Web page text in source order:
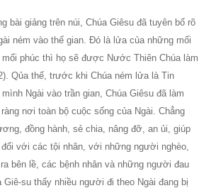
bài giảng trên núi, Chúa Giêsu đã tuyên bố rõ
ném vào thế gian. Đó là lửa của những mối
phúc thì họ sẽ được Nước Thiên Chúa làm
Qủa thế, trước khi Chúa ném lửa là Tin
Ngài vào trần gian, Chúa Giêsu đã làm
nơi toàn bộ cuộc sống của Ngài. Chẳng
đồng hành, sẻ chia, nâng đỡ, an ủi, giúp
với các tội nhân, với những người nghèo,
bên lề, các bệnh nhân và những người đau
su thấy nhiều người đi theo Ngài đang bị